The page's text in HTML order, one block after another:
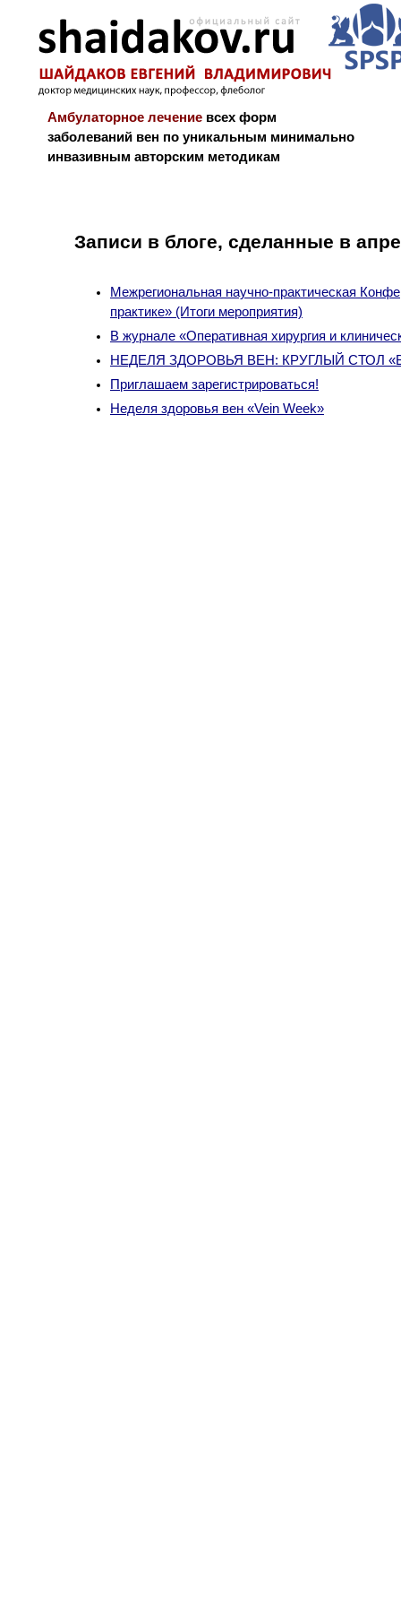
Амбулаторное лечение всех форм
заболеваний вен по уникальным минимально
инвазивным авторским методикам
Записи в блоге, сделанные в
Межрегиональная научно-практическая
практике» (Итоги мероприятия)
В журнале «Оперативная хирургия и
НЕДЕЛЯ ЗДОРОВЬЯ ВЕН: КРУГЛЫЙ СТОЛ
Приглашаем зарегистрироваться!
Неделя здоровья вен «Vein Week»